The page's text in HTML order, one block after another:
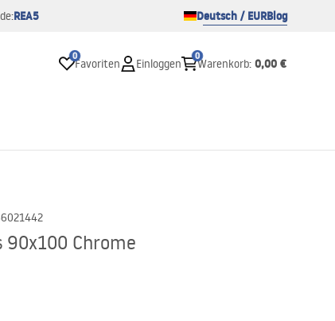
REA5 Deutsch / EURBlog
0
Favoriten Einloggen
0
Warenkorb: 0,00 €
90x100 Chrome